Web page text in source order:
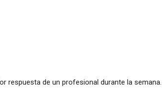
respuesta de un profesional durante la semana.